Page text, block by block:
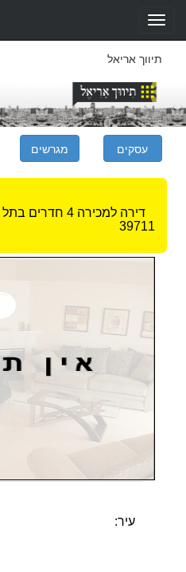
Toggle
navigation
תיווך אריאל
דירה למכירה 4 חדרים בתל אביב
39711
עיר: